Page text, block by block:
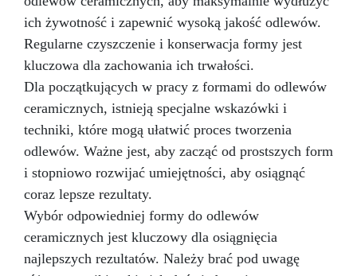
ich żywotność i zapewnić wysoką jakość odlewów.
Regularne czyszczenie i konserwacja formy jest
kluczowa dla zachowania ich trwałości.
Dla początkujących w pracy z formami do odlewów
ceramicznych, istnieją specjalne wskazówki i
techniki, które mogą ułatwić proces tworzenia
odlewów. Ważne jest, aby zacząć od prostszych form
i stopniowo rozwijać umiejętności, aby osiągnąć
coraz lepsze rezultaty.
Wybór odpowiedniej formy do odlewów
ceramicznych jest kluczowy dla osiągnięcia
najlepszych rezultatów. Należy brać pod uwagę